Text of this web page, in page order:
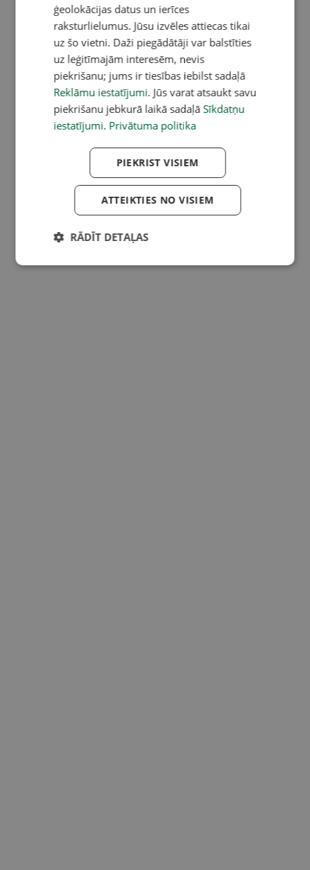
ģeolokācijas datus un ierīces
raksturlielumus. Jūsu izvēles attiecas tikai
uz šo vietni. Daži piegādātāji var balstīties
uz leģitīmajām interesēm, nevis
piekrišanu; jums ir tiesības iebilst sadaļā
Reklāmu iestatījumi. Jūs varat atsaukt savu
piekrišanu jebkurā laikā sadaļā Sīkdatņu
iestatījumi. Privātuma politika
PIEKRIST VISIEM
ATTEIKTIES NO VISIEM
RĀDĪT DETAĻAS